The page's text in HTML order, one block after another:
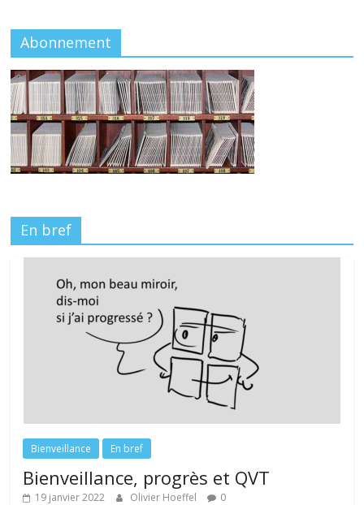
Abonnement
En bref
Bienveillance En bref
Bienveillance, progrès et QVT
19 janvier 2022 Olivier Hoeffel 0